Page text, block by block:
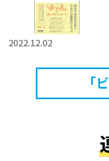
2022.12.02
「